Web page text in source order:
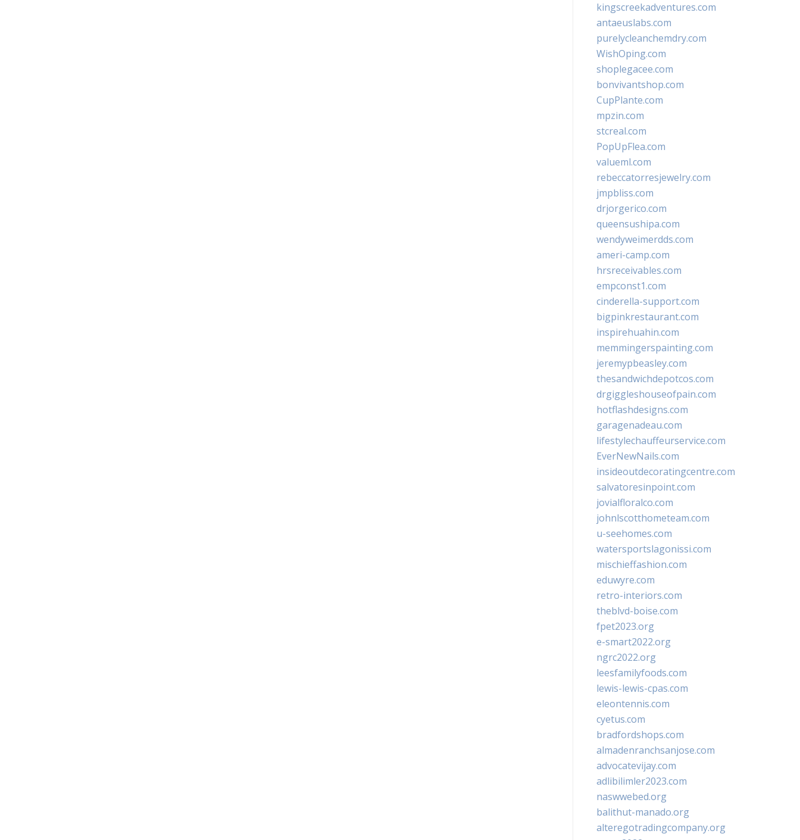
kingscreekadventures.com
antaeuslabs.com
purelycleanchemdry.com
WishOping.com
shoplegacee.com
bonvivantshop.com
CupPlante.com
mpzin.com
stcreal.com
PopUpFlea.com
valueml.com
rebeccatorresjewelry.com
jmpbliss.com
drjorgerico.com
queensushipa.com
wendyweimerdds.com
ameri-camp.com
hrsreceivables.com
empconst1.com
cinderella-support.com
bigpinkrestaurant.com
inspirehuahin.com
memmingerspainting.com
jeremypbeasley.com
thesandwichdepotcos.com
drgiggleshouseofpain.com
hotflashdesigns.com
garagenadeau.com
lifestylechauffeurservice.com
EverNewNails.com
insideoutdecoratingcentre.com
salvatoresinpoint.com
jovialfloralco.com
johnlscotthometeam.com
u-seehomes.com
watersportslagonissi.com
mischieffashion.com
eduwyre.com
retro-interiors.com
theblvd-boise.com
fpet2023.org
e-smart2022.org
ngrc2022.org
leesfamilyfoods.com
lewis-lewis-cpas.com
eleontennis.com
cyetus.com
bradfordshops.com
almadenranchsanjose.com
advocatevijay.com
adlibilimler2023.com
naswwebed.org
balithut-manado.org
alteregotradingcompany.org